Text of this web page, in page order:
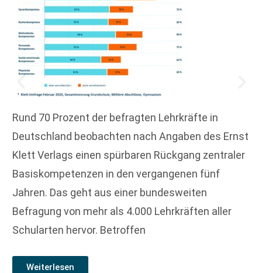
Rund 70 Prozent der befragten Lehrkräfte in
Deutschland beobachten nach Angaben des Ernst
Klett Verlags einen spürbaren Rückgang zentraler
Basiskompetenzen in den vergangenen fünf
Jahren. Das geht aus einer bundesweiten
Befragung von mehr als 4.000 Lehrkräften aller
Schularten hervor. Betroffen
Weiterlesen